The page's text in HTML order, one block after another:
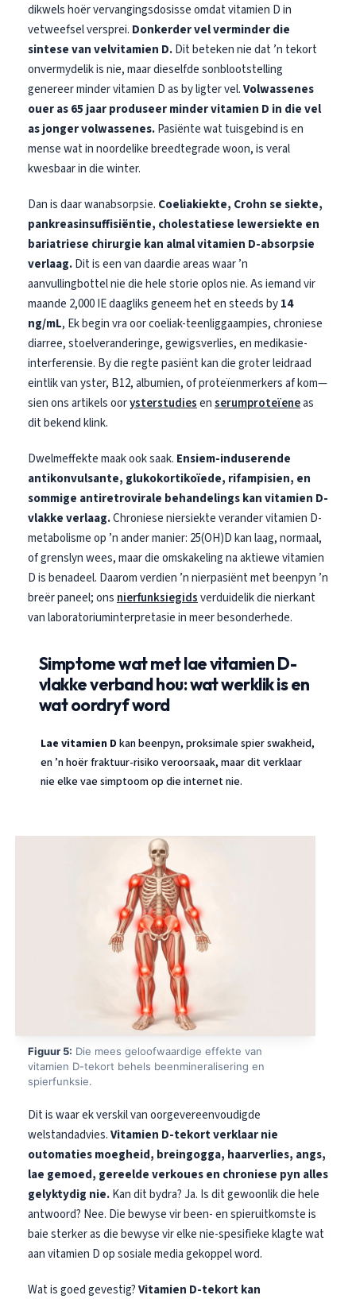
dikwels hoër vervangingsdosisse omdat vitamien D in
vetweefsel versprei. Donkerder vel verminder die
sintese van velvitamien D.Dit beteken nie dat ’n tekort
onvermydelik is nie, maar dieselfde sonblootstelling
genereer minder vitamien D as by ligter vel.Volwassenes
ouer as 65 jaar produseer minder vitamien D in die vel
as jonger volwassenes.Pasiënte wat tuisgebind is en
mense wat in noordelike breedtegrade woon, is veral
kwesbaar in die winter.
Dan is daar wanabsorpsie. Coeliakiekte, Crohn se siekte,
pankreasinsuffisiëntie, cholestatiese lewersiekte en
bariatriese chirurgie kan almal vitamien D-absorpsie
verlaag.Dit is een van daardie areas waar ’n
aanvullingbottel nie die hele storie oplos nie. As iemand vir
maande 2,000 IE daagliks geneem het en steeds by14
ng/mL, Ek begin vra oor coeliak-teenliggaampies, chroniese
diarree, stoelveranderinge, gewigsverlies, en medikasie-
interferensie. By die regte pasiënt kan die groter leidraad
eintlik van yster, B12, albumien, of proteïenmerkers af kom—
sien ons artikels oorysterstudiesenserumproteïeneas
dit bekend klink.
Dwelmeffekte maak ook saak. Ensiem-induserende
antikonvulsante, glukokortikoïede, rifampisien, en
sommige antiretrovirale behandelings kan vitamien D-
vlakke verlaag.Chroniese niersiekte verander vitamien D-
metabolisme op ’n ander manier: 25(OH)D kan laag, normaal,
of grenslyn wees, maar die omskakeling na aktiewe vitamien
D is benadeel. Daarom verdien ’n nierpasiënt met beenpyn ’n
breër paneel; ons nierfunksiegidsverduidelik die nierkant
van laboratoriuminterpretasie in meer besonderhede.
Simptome wat met lae vitamien D-
vlakke verband hou: wat werklik is en
wat oordryf word
Lae vitamien D kan beenpyn, proksimale spier swakheid,
en ’n hoër fraktuur-risiko veroorsaak, maar dit verklaar
nie elke vae simptoom op die internet nie.
Figuur 5: Die mees geloofwaardige effekte van
vitamien D-tekort behels beenmineralisering en
spierfunksie.
Dit is waar ek verskil van oorgevereenvoudigde
welstandadvies.Vitamien D-tekort verklaar nie
outomaties moegheid, breingogga, haarverlies, angs,
lae gemoed, gereelde verkoues en chroniese pyn alles
gelyktydig nie.Kan dit bydra? Ja. Is dit gewoonlik die hele
antwoord? Nee. Die bewyse vir been- en spieruitkomste is
baie sterker as die bewyse vir elke nie-spesifieke klagte wat
aan vitamien D op sosiale media gekoppel word.
Wat is goed gevestig?Vitamien D-tekort kan